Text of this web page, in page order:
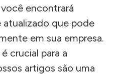
encontrará
que pode
em sua empresa.
crucial para a
artigos são uma